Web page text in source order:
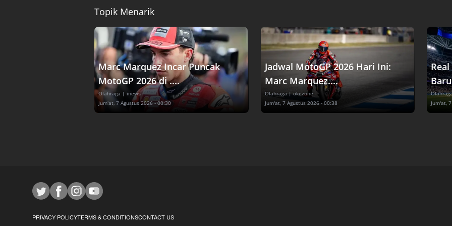
Topik Menarik
Marc Marquez Incar Puncak
MotoGP 2026 di ....
Olahraga | inews
Jum'at, 7 Agustus 2026 - 00:30
Jadwal MotoGP 2026 Hari Ini:
Marc Marquez....
Olahraga | okezone
Jum'at, 7 Agustus 2026 - 00:38
Jum'at,
PRIVACY POLICYTERMS & CONDITIONSCONTACT US